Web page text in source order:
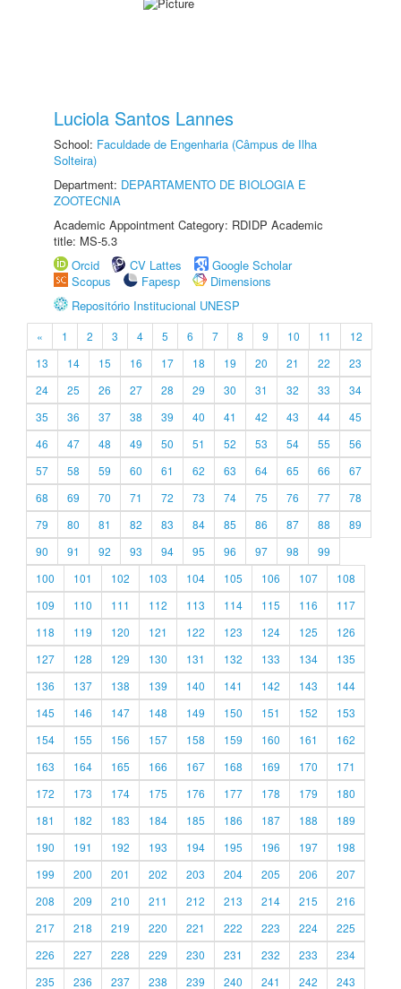
Luciola Santos Lannes
School: Faculdade de Engenharia (Câmpus de Ilha
Solteira)
Department: DEPARTAMENTO DE BIOLOGIA E
ZOOTECNIA
Academic Appointment Category: RDIDP Academic
title: MS-5.3
Orcid
CV Lattes
Google Scholar
Scopus
Fapesp
Dimensions
Repositório Institucional UNESP
« 1 2 3 4 5 6 7 8 9 10 11
12
13
14 15 16 17 18 19 20 21 22
23
24
25 26 27 28 29 30 31 32 33
34
35
36 37 38 39 40 41 42 43 44
45
46
47 48 49 50 51 52 53 54 55
56
57
58 59 60 61 62 63 64 65 66
67
68
69 70 71 72 73 74 75 76 77
78
79
80 81 82 83 84 85 86 87 88
89
90
91 92 93 94 95 96 97 98
99
100
101 102 103 104 105 106 107
108
109
110 111 112 113 114 115 116
117
118
119 120 121 122 123 124 125
126
127
128 129 130 131 132 133 134
135
136
137 138 139 140 141 142 143
144
145
146 147 148 149 150 151 152
153
154
155 156 157 158 159 160 161
162
163
164 165 166 167 168 169 170
171
172
173 174 175 176 177 178 179
180
181
182 183 184 185 186 187 188
189
190
191 192 193 194 195 196 197
198
199
200 201 202 203 204 205 206
207
208
209 210 211 212 213 214 215
216
217
218 219 220 221 222 223 224
225
226
227 228 229 230 231 232 233
234
235
236 237 238 239 240 241 242 243